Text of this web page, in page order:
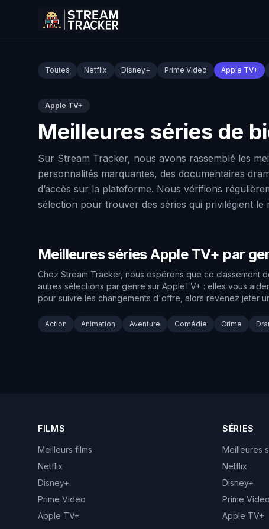
Toutes Netflix Disney+ Prime Video Apple TV+
Apple TV+
Meilleures séries de
Sur Stream Tracker, nous avons rassemblé les
personnalités marquantes, des documentaires
d’accès sur la plateforme. Nous vérifions
sélection pour trouver des séries qui privilégient le
Meilleures séries Apple TV+ par
Chez Stream Tracker, nous espérons que ce classement
autres sélections par genre sur AppleTV+ : elles vous
pour suivre les changements d'offre, alors revenez jeter
Action Animation Aventure Comédie Crime
FILMS
Meilleurs films
Netflix
Disney+
Prime Video
Apple TV+
SÉRIES
Meilleures
Netflix
Disney+
Prime Video
Apple TV+